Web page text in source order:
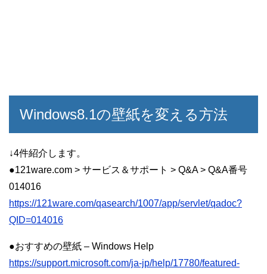
Windows8.1の壁紙を変える方法
↓4件紹介します。
●121ware.com > サービス＆サポート > Q&A > Q&A番号
014016
https://121ware.com/qasearch/1007/app/servlet/qadoc?
QID=014016
●おすすめの壁紙 – Windows Help
https://support.microsoft.com/ja-jp/help/17780/featured-